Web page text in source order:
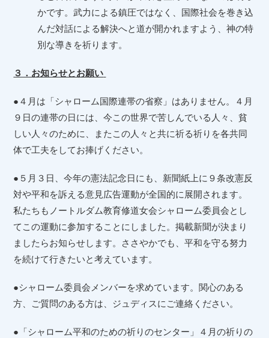
かです。武力による鎮圧ではなく、国際社会を巻き込
んだ対話による解決へと道が開かれますよう、神の特
別な導きを祈ります。
３．お知らせとお願い
●４月は「シャローム国際連帯の省察」はありません。４月
９日の連帯の日には、今この世界で苦しんでいる人々、貧
しい人々のために、またこの人々と共に祈る祈りを各共同
体で工夫をしてお捧げください。
●５月３日、今年の憲法記念日にも、新聞紙上に９条改憲反
対や平和を訴える意見広告運動が全国的に展開されます。
私たちもノートルダム教育修道女会シャローム委員会とし
てこの運動に参加することにしました。掲載新聞が決まり
ましたらお知らせします。ささやかでも、平和を守る努力
を続けて行きたいと考えています。
●シャローム委員会メンバーを求めています。関心のある
方、ご質問のある方は、 ジュディスにご連絡ください。
●「シャローム平和のための祈りのセンター」４月の祈りの